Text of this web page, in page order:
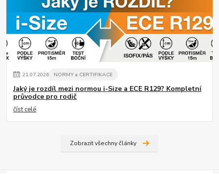
21.07.2026 NORMY a CERTIFIKACE
Jaký je rozdíl mezi normou i-Size a ECE R129? Kompletní
průvodce pro rodič
číst celé
Zobrazit všechny články